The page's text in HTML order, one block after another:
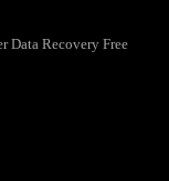
Recovery Free